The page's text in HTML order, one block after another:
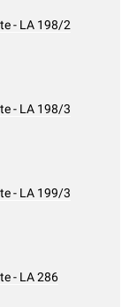
- LA 198/2
- LA 198/3
- LA 199/3
- LA 286